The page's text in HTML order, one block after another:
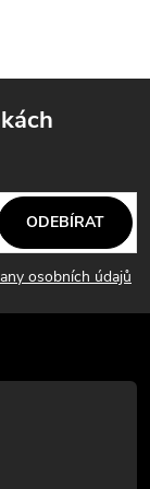
osobních údajů
ODEBÍRAT